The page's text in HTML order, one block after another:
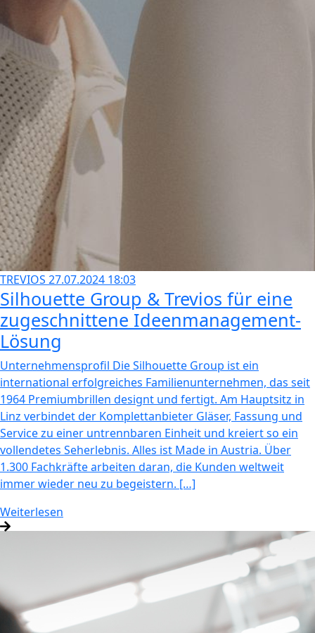
TREVIOS 27.07.2024 18:03
Silhouette Group & Trevios für eine
zugeschnittene Ideenmanagement-
Lösung
Unternehmensprofil Die Silhouette Group ist ein
international erfolgreiches Familienunternehmen, das seit
1964 Premiumbrillen designt und fertigt. Am Hauptsitz in
Linz verbindet der Komplettanbieter Gläser, Fassung und
Service zu einer untrennbaren Einheit und kreiert so ein
vollendetes Seherlebnis. Alles ist Made in Austria. Über
1.300 Fachkräfte arbeiten daran, die Kunden weltweit
immer wieder neu zu begeistern. […]
Weiterlesen